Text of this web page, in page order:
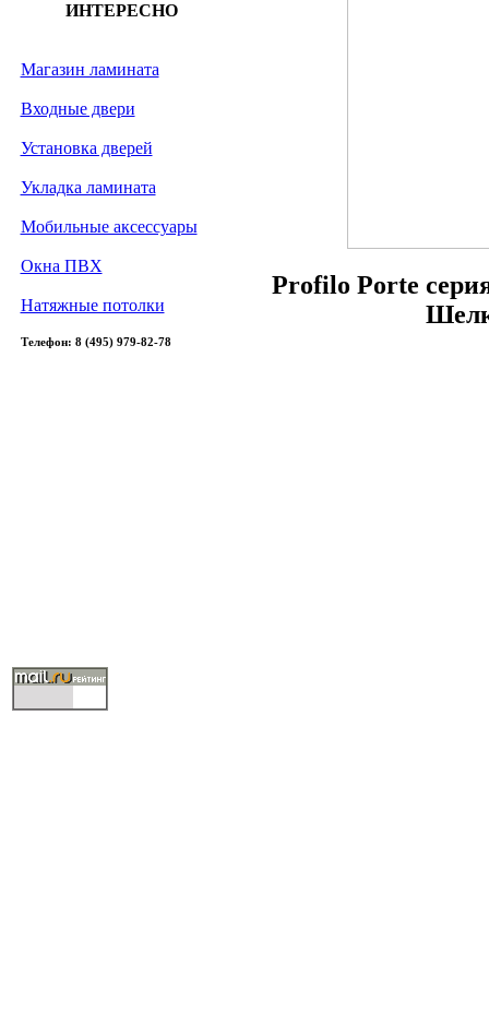
ИНТЕРЕСНО
Магазин ламината
Входные двери
Установка дверей
Укладка ламината
Мобильные аксессуары
Окна ПВХ
Натяжные потолки
Телефон: 8 (495) 979-82-78
Profilo Porte